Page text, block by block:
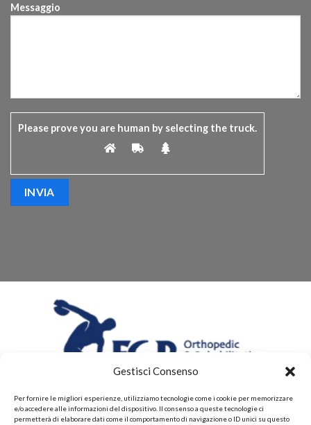
Gestisci Consenso
Per fornire le migliori esperienze, utilizziamo tecnologie come i cookie per memorizzare
e/o accedere alle informazioni del dispositivo. Il consenso a queste tecnologie ci
permetterà di elaborare dati come il comportamento di navigazione o ID unici su questo
Messaggio
Please prove you are human by selecting the truck.